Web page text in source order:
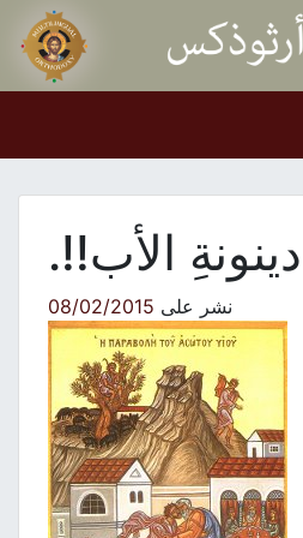
الأب!!.
نشر على08/02/2015